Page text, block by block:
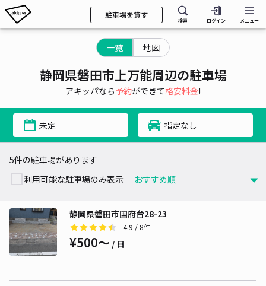
駐車場を貸す
検索 ログイン メニュー
一覧 地図
静岡県磐田市上万能周辺の駐車場
アキッパなら予約ができて格安料金!
未定 指定なし
5件の駐車場があります
利用可能な駐車場のみ表示
静岡県磐田市国府台28-23
4.9 / 8件
¥500〜 / 日